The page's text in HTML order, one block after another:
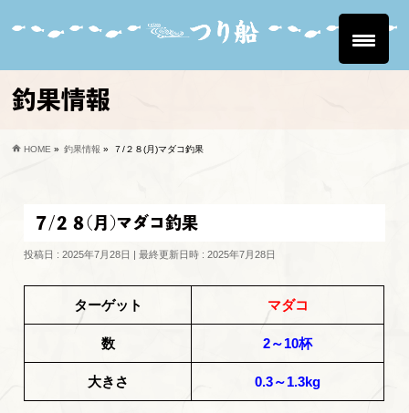
釣果情報
HOME » 釣果情報 » ７/２８(月)マダコ釣果
７/２８(月)マダコ釣果
投稿日 : 2025年7月28日 最終更新日時 : 2025年7月28日
ターゲット マダコ
数 2～10杯
大きさ 0.3～1.3kg